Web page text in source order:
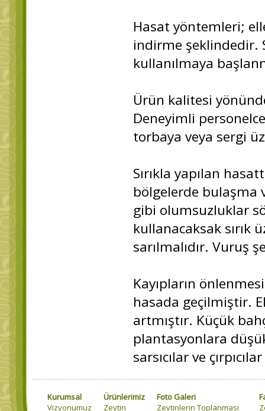
Hasat yöntemleri;
indirme şeklindedir.
kullanılmaya
Ürün kalitesi
Deneyimli
torbaya veya sergi
Sırıkla yapılan
bölgelerde bulaşma
gibi olumsuzluklar
kullanacaksak sırık
sarılmalıdır. Vuruş
Kayıpların
hasada geçilmiştir.
artmıştır. Küçük
plantasyonlara
sarsıcılar ve
Kurumsal
Vizyonumuz
Ürünlerimiz
Zeytin
Foto Galeri
Zeytinlerin Toplanması